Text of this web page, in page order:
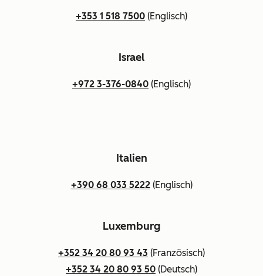
+353 1 518 7500 (Englisch)
Israel
+972 3-376-0840 (Englisch)
Italien
+390 68 033 5222(Englisch)
Luxemburg
+352 34 20 80 93 43 (Französisch)
+352 34 20 80 93 50 (Deutsch)